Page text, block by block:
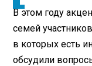
В этом году
семей
в которых есть
обсудили